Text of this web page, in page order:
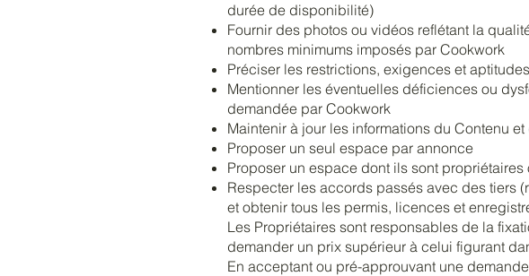
durée de disponibilité)
Fournir des photos ou vidéos reflétant la
nombres minimums imposés par Cookwork
Préciser les restrictions, exigences et
Mentionner les éventuelles déficiences ou
demandée par Cookwork
Maintenir à jour les informations du Contenu
Proposer un seul espace par annonce
Proposer un espace dont ils sont propriétaires
Respecter les accords passés avec des tiers
et obtenir tous les permis, licences et
Les Propriétaires sont responsables de la
demander un prix supérieur à celui figurant
En acceptant ou pré-approuvant une